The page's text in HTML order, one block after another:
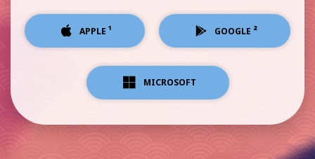
APPLE ¹ GOOGLE ²
MICROSOFT